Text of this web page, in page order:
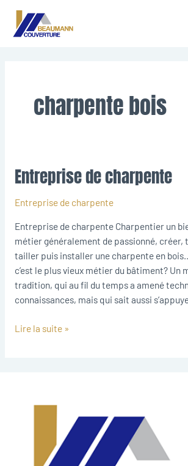
Aller
charpente bois
Entreprise de charpente
Entreprise de charpente
Entreprise de charpente Charpentier un
métier généralement de passionné, créer,
tailler puis installer une charpente en
c’est le plus vieux métier du bâtiment? Un
tradition, qui au fil du temps a amené
connaissances, mais qui sait aussi
Entreprise
de
charpente
Lire la suite »